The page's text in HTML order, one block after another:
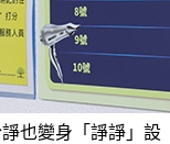
也變身「諍諍」設